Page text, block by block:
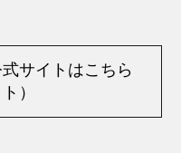
サイトはこちら
）